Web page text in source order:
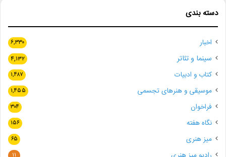
دسته بندی
اخبار ۶,۳۳۰
سینما و تئاتر ۴,۱۳۲
کتاب و ادبیات ۱,۴۸۷
موسیقی و هنرهای تجسمی ۱,۴۵۵
فراخوان ۳۰۴
نگاه هفته ۱۵۶
میز هنری ۶۵